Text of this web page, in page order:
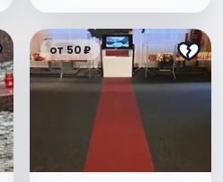
от 50 ₽